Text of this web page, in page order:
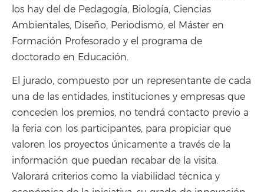
los hay del de Pedagogía, Biología, Ciencias
Ambientales, Diseño, Periodismo, el Máster en
Formación Profesorado y el programa de
doctorado en Educación.
El jurado, compuesto por un representante de cada
una de las entidades, instituciones y empresas que
conceden los premios, no tendrá contacto previo a
la feria con los participantes, para propiciar que
valoren los proyectos únicamente a través de la
información que puedan recabar de la visita.
Valorará criterios como la viabilidad técnica y